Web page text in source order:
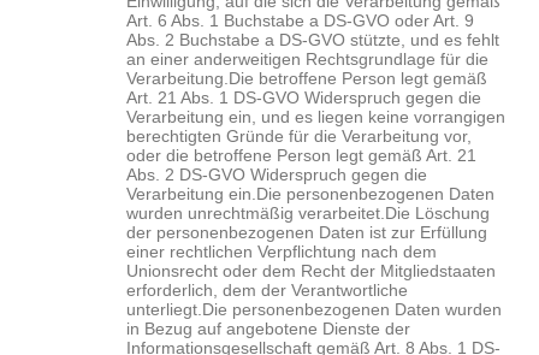
Art. 6 Abs. 1 Buchstabe a DS-GVO oder Art. 9
Abs. 2 Buchstabe a DS-GVO stützte, und es fehlt
an einer anderweitigen Rechtsgrundlage für die
Verarbeitung. Die betroffene Person legt gemäß
Art. 21 Abs. 1 DS-GVO Widerspruch gegen die
Verarbeitung ein, und es liegen keine vorrangigen
berechtigten Gründe für die Verarbeitung vor,
oder die betroffene Person legt gemäß Art. 21
Abs. 2 DS-GVO Widerspruch gegen die
Verarbeitung ein. Die personenbezogenen Daten
wurden unrechtmäßig verarbeitet. Die Löschung
der personenbezogenen Daten ist zur Erfüllung
einer rechtlichen Verpflichtung nach dem
Unionsrecht oder dem Recht der Mitgliedstaaten
erforderlich, dem der Verantwortliche
unterliegt. Die personenbezogenen Daten wurden
in Bezug auf angebotene Dienste der
Informationsgesellschaft gemäß Art. 8 Abs. 1 DS-